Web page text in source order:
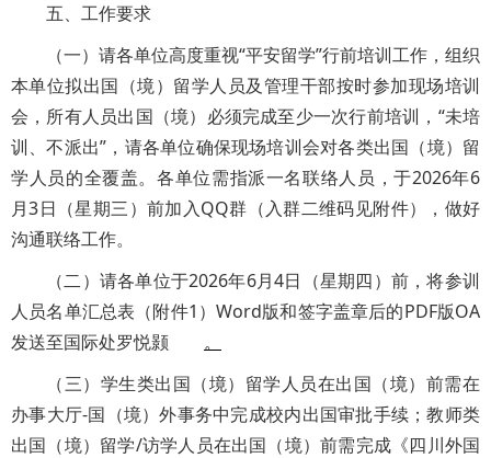
五、工作要求
（一）请各单位高度重视“平安留学”行前培训工作，组织
本单位拟出国（境）留学人员及管理干部按时参加现场培训
会，所有人员出国（境）必须完成至少一次行前培训，“未培
训、不派出”，请各单位确保现场培训会对各类出国（境）留
学人员的全覆盖。各单位需指派一名联络人员，于2026年6
月3日（星期三）前加入QQ群（入群二维码见附件），做好
沟通联络工作。
（二）请各单位于2026年6月4日（星期四）前，将参训
人员名单汇总表（附件1）Word版和签字盖章后的PDF版OA
发送至国际处罗悦颢
。
（三）学生类出国（境）留学人员在出国（境）前需在
办事大厅-国（境）外事务中完成校内出国审批手续；教师类
出国（境）留学/访学人员在出国（境）前需完成《四川外国